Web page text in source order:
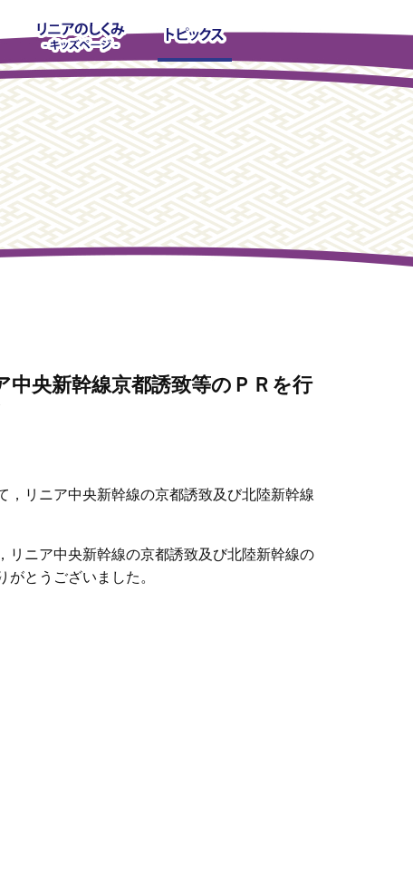
中央新幹線京都誘致等のＰＲを行
リニア中央新幹線の京都誘致及び北陸新幹線
リニア中央新幹線の京都誘致及び北陸新幹線の
とうございました。